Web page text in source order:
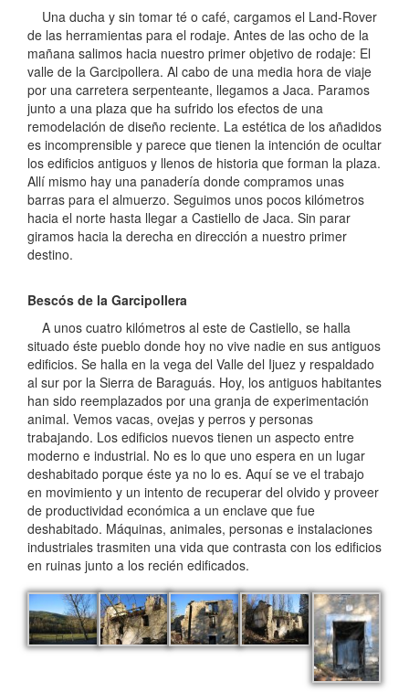
Una ducha y sin tomar té o café, cargamos el Land-Rover
de las herramientas para el rodaje. Antes de las ocho de la
mañana salimos hacia nuestro primer objetivo de rodaje: El
valle de la Garcipollera. Al cabo de una media hora de viaje
por una carretera serpenteante, llegamos a Jaca. Paramos
junto a una plaza que ha sufrido los efectos de una
remodelación de diseño reciente. La estética de los añadidos
es incomprensible y parece que tienen la intención de ocultar
los edificios antiguos y llenos de historia que forman la plaza.
Allí mismo hay una panadería donde compramos unas
barras para el almuerzo. Seguimos unos pocos kilómetros
hacia el norte hasta llegar a Castiello de Jaca. Sin parar
giramos hacia la derecha en dirección a nuestro primer
destino.
Bescós de la Garcipollera
A unos cuatro kilómetros al este de Castiello, se halla
situado éste pueblo donde hoy no vive nadie en sus antiguos
edificios. Se halla en la vega del Valle del Ijuez y respaldado
al sur por la Sierra de Baraguás. Hoy, los antiguos habitantes
han sido reemplazados por una granja de experimentación
animal. Vemos vacas, ovejas y perros y personas
trabajando. Los edificios nuevos tienen un aspecto entre
moderno e industrial. No es lo que uno espera en un lugar
deshabitado porque éste ya no lo es. Aquí se ve el trabajo
en movimiento y un intento de recuperar del olvido y proveer
de productividad económica a un enclave que fue
deshabitado. Máquinas, animales, personas e instalaciones
industriales trasmiten una vida que contrasta con los edificios
en ruinas junto a los recién edificados.